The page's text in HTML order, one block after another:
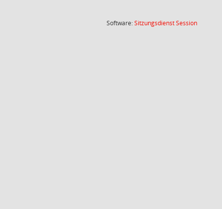
Software:SitzungsdienstSession(Wird in